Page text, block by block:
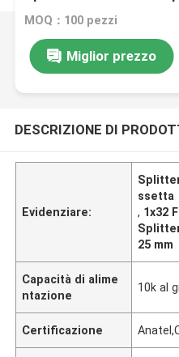
MOQ：100 pezzi
Miglior prezzo
DESCRIZIONE DI
Evidenziare:
ssetta
, 1x32
25 mm
Capacità di alime
ntazione
10k al
Certificazione